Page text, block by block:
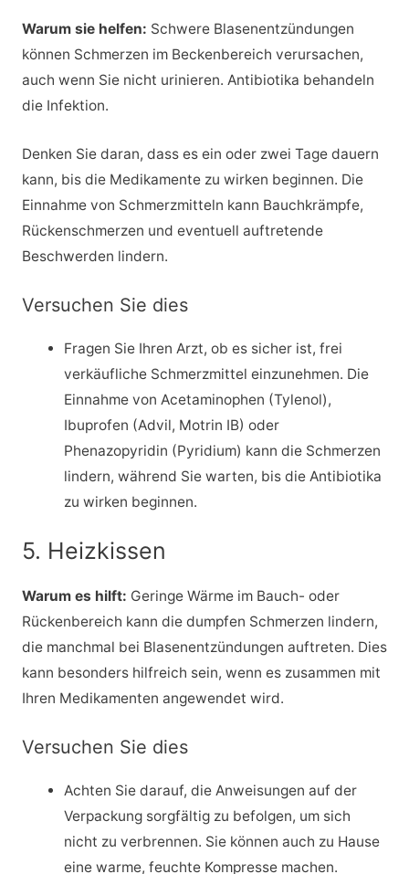
Warum sie helfen: Schwere Blasenentzündungen
können Schmerzen im Beckenbereich verursachen,
auch wenn Sie nicht urinieren. Antibiotika behandeln
die Infektion.
Denken Sie daran, dass es ein oder zwei Tage dauern
kann, bis die Medikamente zu wirken beginnen. Die
Einnahme von Schmerzmitteln kann Bauchkrämpfe,
Rückenschmerzen und eventuell auftretende
Beschwerden lindern.
Versuchen Sie dies
Fragen Sie Ihren Arzt, ob es sicher ist, frei
verkäufliche Schmerzmittel einzunehmen. Die
Einnahme von Acetaminophen (Tylenol),
Ibuprofen (Advil, Motrin IB) oder
Phenazopyridin (Pyridium) kann die Schmerzen
lindern, während Sie warten, bis die Antibiotika
zu wirken beginnen.
5. Heizkissen
Warum es hilft: Geringe Wärme im Bauch- oder
Rückenbereich kann die dumpfen Schmerzen lindern,
die manchmal bei Blasenentzündungen auftreten. Dies
kann besonders hilfreich sein, wenn es zusammen mit
Ihren Medikamenten angewendet wird.
Versuchen Sie dies
Achten Sie darauf, die Anweisungen auf der
Verpackung sorgfältig zu befolgen, um sich
nicht zu verbrennen. Sie können auch zu Hause
eine warme, feuchte Kompresse machen.